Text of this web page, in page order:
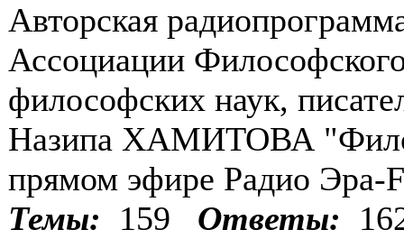
Авторская
Ассоциации
философских наук,
Назипа ХАМИТОВА
прямом эфире Радио Эра-
Темы:
159 Ответы: